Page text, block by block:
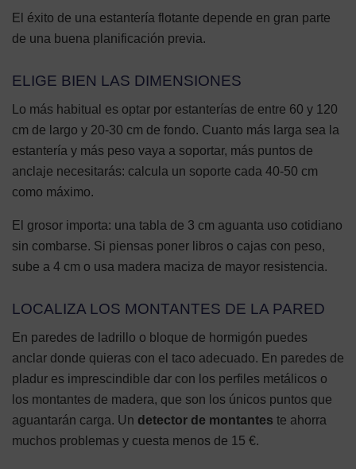
El éxito de una estantería flotante depende en gran parte
de una buena planificación previa.
ELIGE BIEN LAS DIMENSIONES
Lo más habitual es optar por estanterías de entre 60 y 120
cm de largo y 20-30 cm de fondo. Cuanto más larga sea la
estantería y más peso vaya a soportar, más puntos de
anclaje necesitarás: calcula un soporte cada 40-50 cm
como máximo.
El grosor importa: una tabla de 3 cm aguanta uso cotidiano
sin combarse. Si piensas poner libros o cajas con peso,
sube a 4 cm o usa madera maciza de mayor resistencia.
LOCALIZA LOS MONTANTES DE LA PARED
En paredes de ladrillo o bloque de hormigón puedes
anclar donde quieras con el taco adecuado. En paredes de
pladur es imprescindible dar con los perfiles metálicos o
los montantes de madera, que son los únicos puntos que
aguantarán carga. Un detector de montantes te ahorra
muchos problemas y cuesta menos de 15 €.